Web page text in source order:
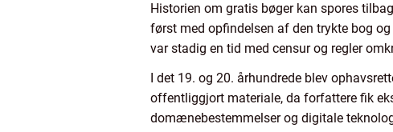
Historien om gratis bøger kan spores
først med opfindelsen af den trykte bog
var stadig en tid med censur og regler
I det 19. og 20. århundrede blev
offentliggjort materiale, da forfattere fik
domænebestemmelser og digitale